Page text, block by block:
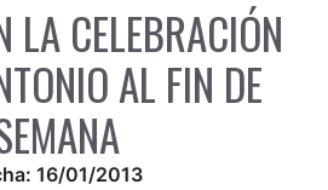
LA CELEBRACIÓN
AL FIN DE
16/01/2013